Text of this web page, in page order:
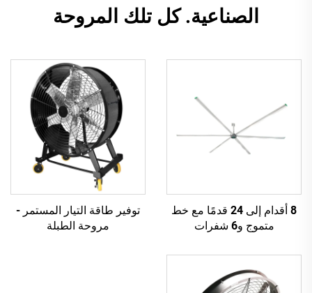
الصناعية. كل تلك المروحة
8 أقدام إلى 24 قدمًا مع خط
متموج و6 شفرات
توفير طاقة التيار المستمر -
مروحة الطبلة